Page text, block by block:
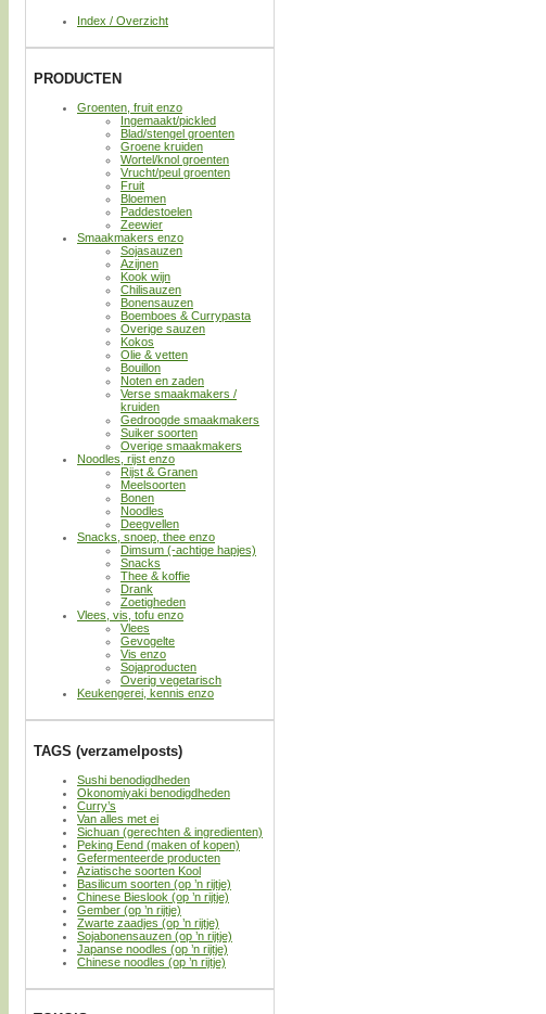
Index / Overzicht
PRODUCTEN
Groenten, fruit enzo
Ingemaakt/pickled
Blad/stengel groenten
Groene kruiden
Wortel/knol groenten
Vrucht/peul groenten
Fruit
Bloemen
Paddestoelen
Zeewier
Smaakmakers enzo
Sojasauzen
Azijnen
Kook wijn
Chilisauzen
Bonensauzen
Boemboes & Currypasta
Overige sauzen
Kokos
Olie & vetten
Bouillon
Noten en zaden
Verse smaakmakers /
kruiden
Gedroogde smaakmakers
Suiker soorten
Overige smaakmakers
Noodles, rijst enzo
Rijst & Granen
Meelsoorten
Bonen
Noodles
Deegvellen
Snacks, snoep, thee enzo
Dimsum (-achtige hapjes)
Snacks
Thee & koffie
Drank
Zoetigheden
Vlees, vis, tofu enzo
Vlees
Gevogelte
Vis enzo
Sojaproducten
Overig vegetarisch
Keukengerei, kennis enzo
TAGS (verzamelposts)
Sushi benodigdheden
Okonomiyaki benodigdheden
Curry’s
Van alles met ei
Sichuan (gerechten & ingredienten)
Peking Eend (maken of kopen)
Gefermenteerde producten
Aziatische soorten Kool
Basilicum soorten (op ’n rijtje)
Chinese Bieslook (op ’n rijtje)
Gember (op ’n rijtje)
Zwarte zaadjes (op ’n rijtje)
Sojabonensauzen (op ’n rijtje)
Japanse noodles (op ’n rijtje)
Chinese noodles (op ’n rijtje)